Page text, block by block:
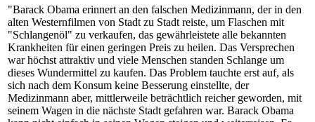
"Barack Obama erinnert an den falschen Medizinmann, der in den
alten Westernfilmen von Stadt zu Stadt reiste, um Flaschen mit
"Schlangenöl" zu verkaufen, das gewährleistete alle bekannten
Krankheiten für einen geringen Preis zu heilen. Das Versprechen
war höchst attraktiv und viele Menschen standen Schlange um
dieses Wundermittel zu kaufen. Das Problem tauchte erst auf, als
sich nach dem Konsum keine Besserung einstellte, der
Medizinmann aber, mittlerweile beträchtlich reicher geworden, mit
seinem Wagen in die nächste Stadt gefahren war. Barack Obama